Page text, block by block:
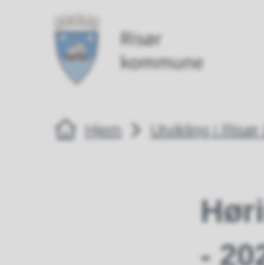
Du er her:
Hjem Utvikling i
-